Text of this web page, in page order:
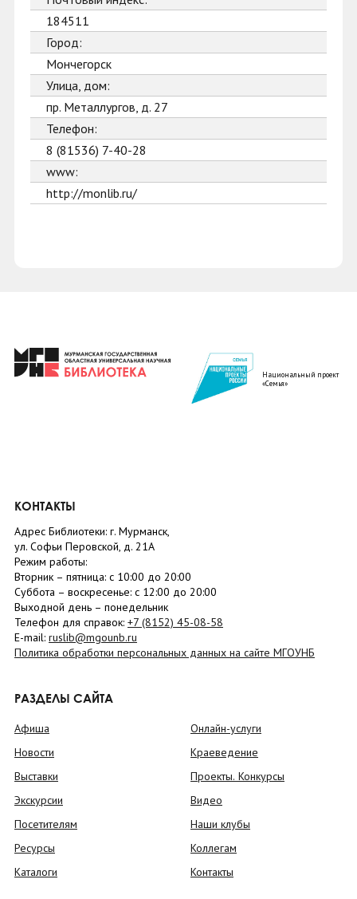
184511
Город:
Мончегорск
Улица, дом:
пр. Металлургов, д. 27
Телефон:
8 (81536) 7-40-28
www:
http://monlib.ru/
Национальный проект
«Семья»
КОНТАКТЫ
Адрес Библиотеки: г. Мурманск,
ул. Софьи Перовской, д. 21А
Режим работы:
Вторник – пятница: с 10:00 до 20:00
Суббота – воскресенье: c 12:00 до 20:00
Выходной день – понедельник
Телефон для справок: +7 (8152) 45-08-58
E-mail: ruslib@mgounb.ru
Политика обработки персональных данных на сайте МГОУНБ
РАЗДЕЛЫ САЙТА
Афиша
Новости
Выставки
Экскурсии
Посетителям
Ресурсы
Каталоги
Онлайн-услуги
Краеведение
Проекты. Конкурсы
Видео
Наши клубы
Коллегам
Контакты